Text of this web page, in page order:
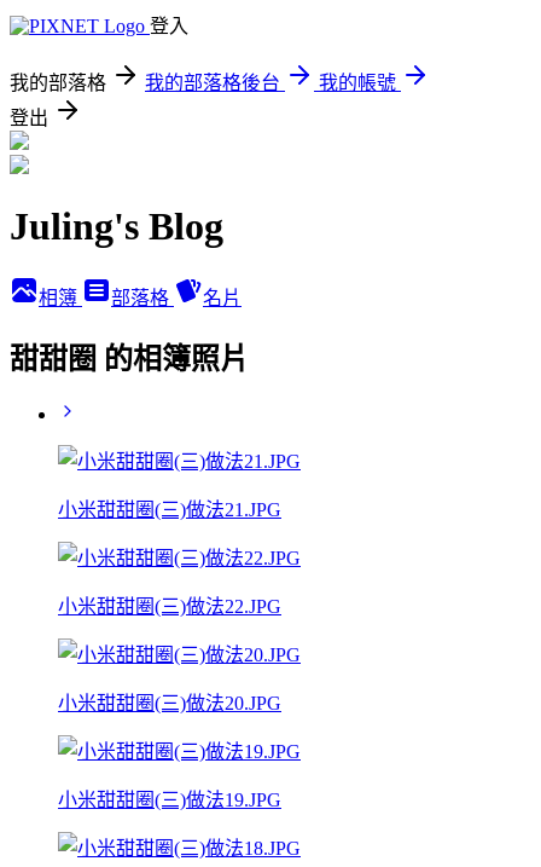
登入
我的部落格 我的部落格後台
我的帳號
登出
Juling's Blog
相簿 部落格 名片
甜甜圈 的相簿照片
小米甜甜圈(三)做法21.JPG
小米甜甜圈(三)做法22.JPG
小米甜甜圈(三)做法20.JPG
小米甜甜圈(三)做法19.JPG